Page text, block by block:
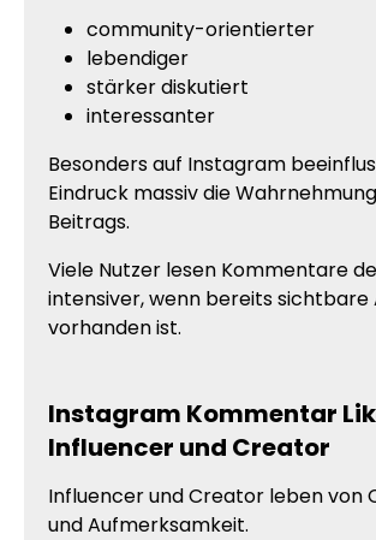
community-orientierter
lebendiger
stärker diskutiert
interessanter
Besonders auf Instagram
Eindruck massiv die
Beitrags.
Viele Nutzer lesen Kommentare
intensiver, wenn bereits
vorhanden ist.
Instagram Kommentar
Influencer und Creator
Influencer und Creator leben von
und Aufmerksamkeit.